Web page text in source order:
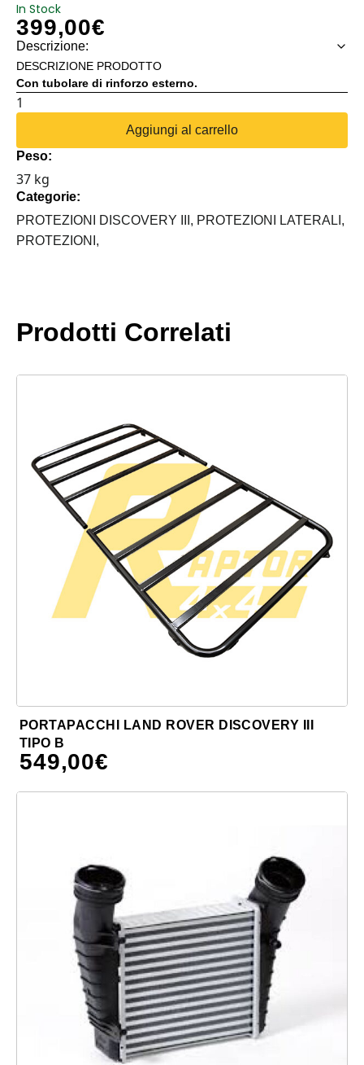
In Stock
399,00€
Descrizione:
DESCRIZIONE PRODOTTO
Con tubolare di rinforzo esterno.
COPPIA
TUBOLARI
DISCOVERY
III
quantità
Aggiungi al carrello
Peso:
37 kg
Categorie:
PROTEZIONI DISCOVERY III, PROTEZIONI LATERALI,
PROTEZIONI,
Prodotti Correlati
PORTAPACCHI LAND ROVER DISCOVERY III
TIPO B
549,00€